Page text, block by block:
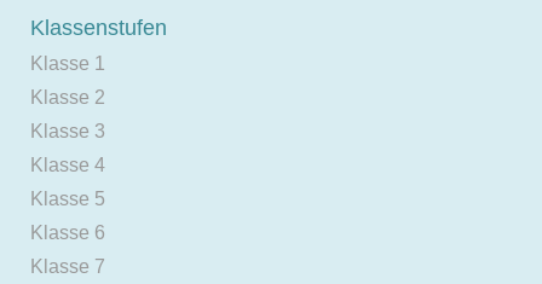
Klassenstufen
Klasse 1
Klasse 2
Klasse 3
Klasse 4
Klasse 5
Klasse 6
Klasse 7